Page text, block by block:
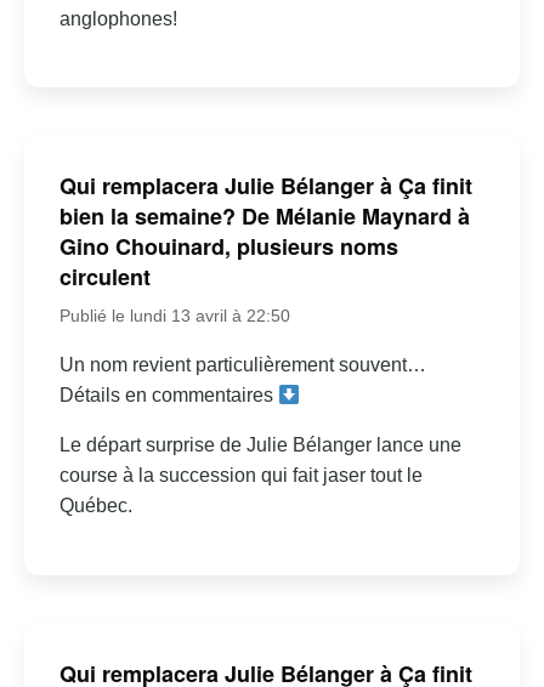
anglophones!
Qui remplacera Julie Bélanger à Ça finit
bien la semaine? De Mélanie Maynard à
Gino Chouinard, plusieurs noms
circulent
Publié le lundi 13 avril à 22:50
Un nom revient particulièrement souvent…
Détails en commentaires
Le départ surprise de Julie Bélanger lance une
course à la succession qui fait jaser tout le
Québec.
Qui remplacera Julie Bélanger à Ça finit